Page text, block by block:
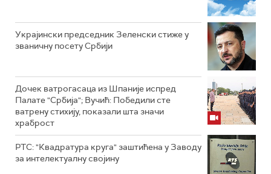
Украјински председник Зеленски стиже у
званичну посету Србији
Дочек ватрогасаца из Шпаније испред
Палате "Србија"; Вучић: Победили сте
ватрену стихију, показали шта значи
храброст
РТС: "Квадратура круга" заштићена у Заводу
за интелектуалну својину